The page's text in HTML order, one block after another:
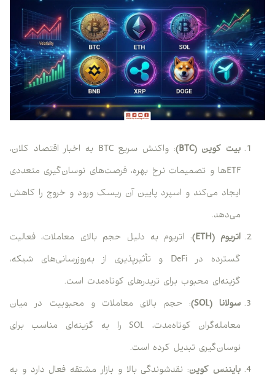
بیت کوین (BTC)
: واکنش سریع BTC به اخبار اقتصاد کلان،
ETFها و تصمیمات نرخ بهره، فرصت‌های نوسان‌گیری متعددی
ایجاد می‌کند و اسپرد پایین آن ریسک ورود و خروج را کاهش
می‌دهد.
اتریوم (ETH)
: اتریوم به دلیل حجم بالای معاملات، فعالیت
گسترده در DeFi و تأثیرپذیری از به‌روزرسانی‌های شبکه،
گزینه‌ای محبوب برای تریدرهای کوتاه‌مدت است.
سولانا (SOL)
: حجم بالای معاملات و محبوبیت در میان
معامله‌گران کوتاه‌مدت، SOL را به گزینه‌ای مناسب برای
نوسان‌گیری تبدیل کرده است.
بایننس کوین: نقدشوندگی بالا و بازار مشتقه فعال دارد و به